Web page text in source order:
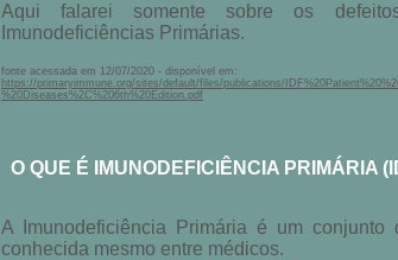
Aqui falarei somente sobre os
Imunodeficiências Primárias.
fonte acessada em 12/07/2020 - disponível em:
https://primaryimmune.org/sites/default/files/publications/
%20Diseases%2C%206th%20Edition.pdf
O QUE É IMUNODEFICIÊNCIA PRIMÁRIA
A Imunodeficiência Primária é um
conhecida mesmo entre médicos.